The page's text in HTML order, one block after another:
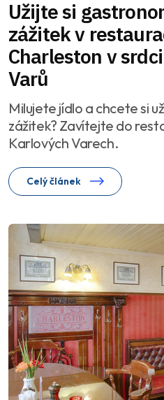
Užijte si
zážitek v
Charleston v
Varů
Milujete jídlo a chcete si
zážitek? Zavítejte do
Karlových Varech.
Celý článek